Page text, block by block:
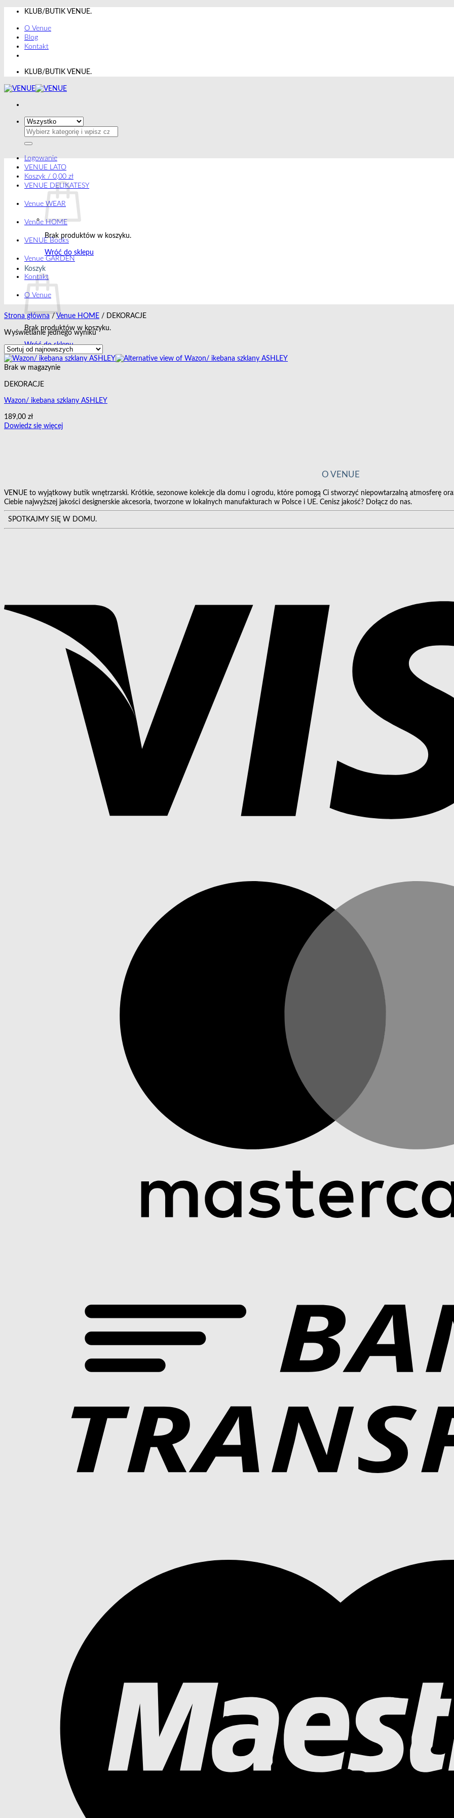
Przewiń
zawartości
KLUB/BUTIK VENUE.
O Venue
Blog
Kontakt
KLUB/BUTIK VENUE.
Szukaj:
Logowanie
Koszyk / 0,00 zł
Brak produktów w koszyku.
Wróć do sklepu
Koszyk
Brak produktów w koszyku.
Wróć do sklepu
VENUE LATO
VENUE DELIKATESY
Venue WEAR
Venue HOME
VENUE Books
Venue GARDEN
Kontakt
O Venue
Strona główna / Venue HOME / DEKORACJE
Wyświetlanie jednego wyniku
Brak w magazynie
DEKORACJE
Wazon/ ikebana szklany ASHLEY
189,00 zł
Dowiedz się więcej
O VENUE
VENUE to wyjątkowy butik wnętrzarski. Krótkie, sezonowe kolekcje dla domu i ogrodu, które pomogą Ci stworzyć niepowtarzalną atmosferę
Ciebie najwyższej jakości designerskie akcesoria, tworzone w lokalnych manufakturach w Polsce i UE. Cenisz jakość? Dołącz do nas.
SPOTKAJMY SIĘ W DOMU.